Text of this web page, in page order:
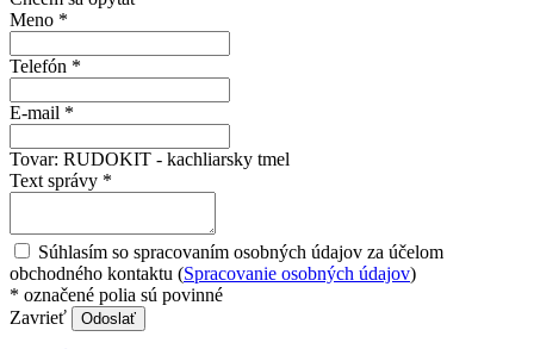
Meno *
Telefón *
E-mail *
Tovar: RUDOKIT - kachliarsky tmel
Text správy *
Súhlasím so spracovaním osobných údajov za účelom
obchodného kontaktu (Spracovanie osobných údajov)
* označené polia sú povinné
Zavrieť
Odoslať